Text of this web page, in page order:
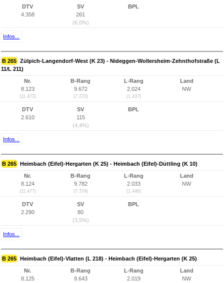
DTV
4.358
SV
261
(6,0%)
BPL
Infos...
B 265 Zülpich-Langendorf-West (K 23) - Nideggen-Wollersheim-Zehnthofstraße (L
11/L 211)
Nr.
8.123
(11.473)
B-Rang
9.672
(7.270)
L-Rang
2.024
(1.437)
Land
NW
DTV
2.610
SV
115
(4,4%)
BPL
Infos...
B 265 Heimbach (Eifel)-Hergarten (K 25) - Heimbach (Eifel)-Düttling (K 10)
Nr.
8.124
(11.477)
B-Rang
9.782
(7.379)
L-Rang
2.033
(1.446)
Land
NW
DTV
2.290
SV
80
(3,5%)
BPL
Infos...
B 265 Heimbach (Eifel)-Vlatten (L 218) - Heimbach (Eifel)-Hergarten (K 25)
Nr.
8.125
B-Rang
9.643
L-Rang
2.019
Land
NW